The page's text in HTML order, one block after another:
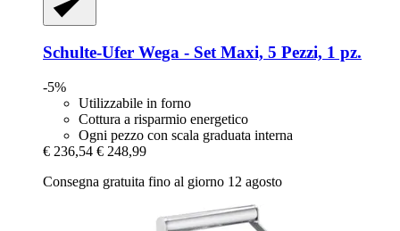
Schulte-Ufer Wega -​ Set Maxi, 5 Pezzi, 1 pz.
-5%
Utilizzabile in forno
Cottura a risparmio energetico
Ogni pezzo con scala graduata interna
€ 236,54 € 248,99
Consegna gratuita fino al giorno 12 agosto